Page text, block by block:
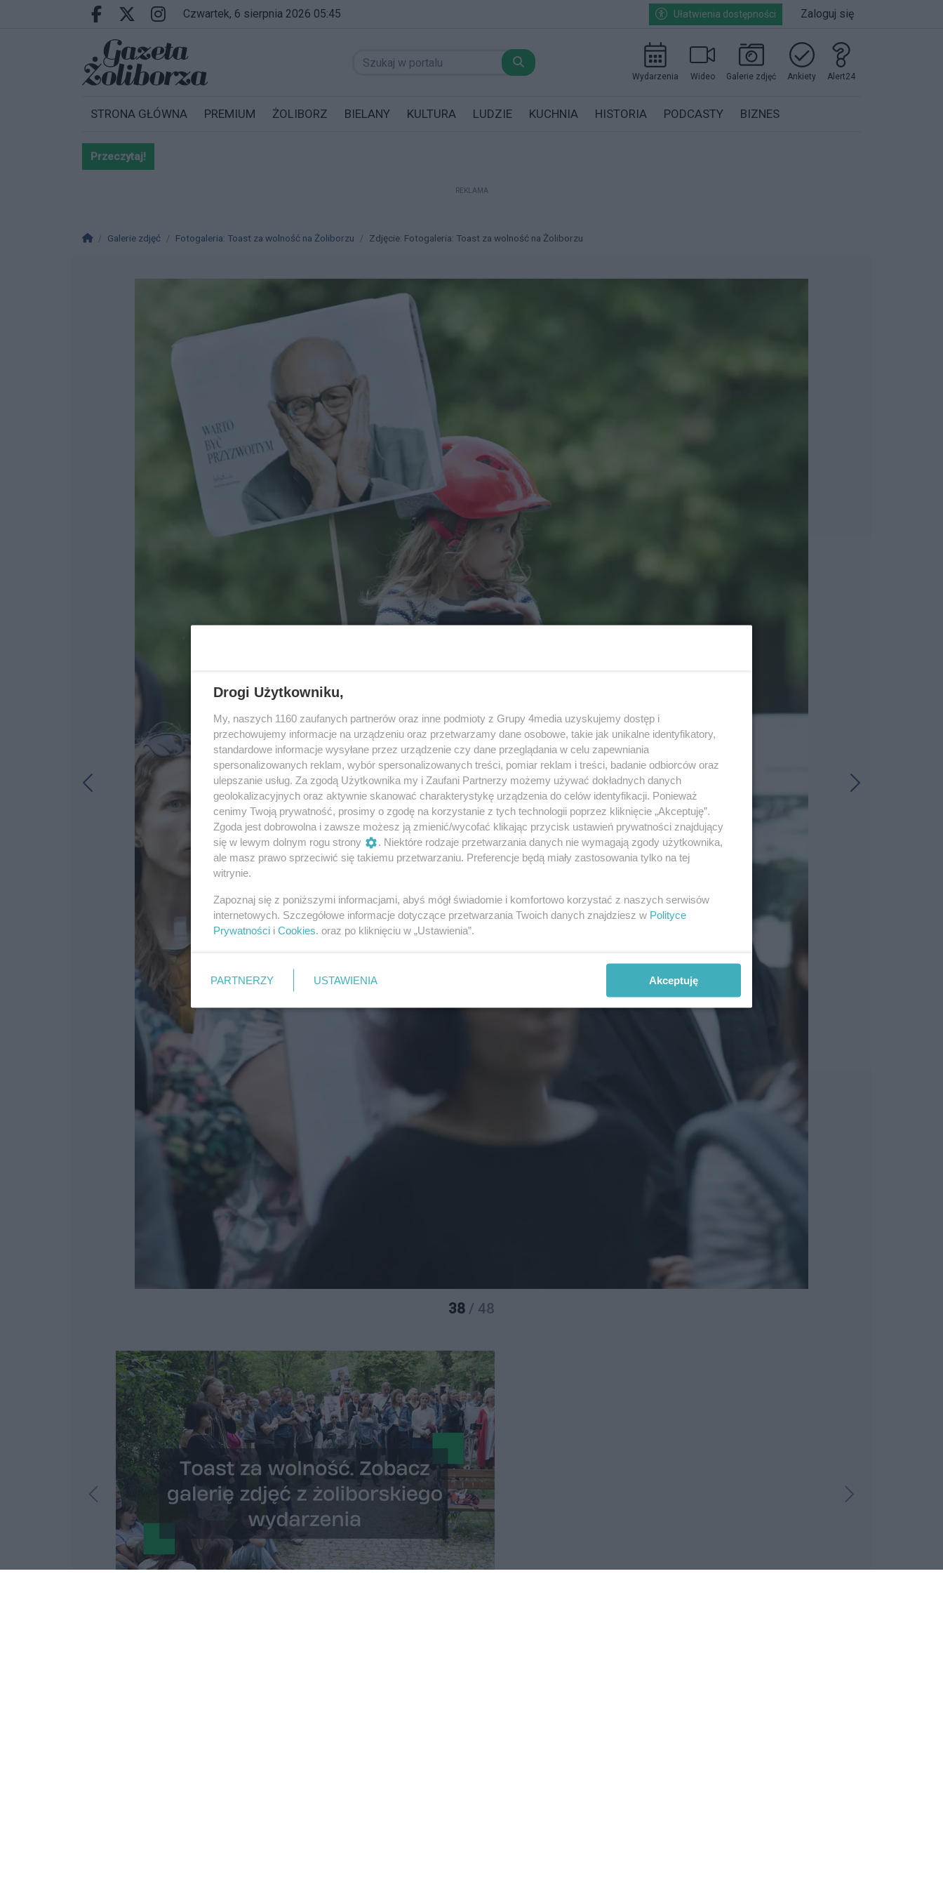
Przejdź do głównych treści
Przejdź do wyszukiwarki
Przejdź do głównego menu
Facebook.com
X.comInstagram.com
czwartek, 6 sierpnia 2026 05:45 Ułatwienia dostępności Zaloguj się
Wydarzenia Wideo Galerie zdjęć Ankiety Alert24
STRONA GŁÓWNA PREMIUM ŻOLIBORZ BIELANY KULTURA LUDZIE KUCHNIA HISTORIA PODCASTY BIZNES
Przeczytaj!
REKLAMA
Strona główna
Galerie zdjęć Fotogaleria: Toast za wolność na Żoliborzu Zdjęcie: Fotogaleria: Toast za wolność na Żoliborzu
38 / 48
Drogi Użytkowniku,
My, naszych 1160 zaufanych partnerów oraz inne podmioty z Grupy 4media uzyskujemy dostęp i
przechowujemy informacje na urządzeniu oraz przetwarzamy dane osobowe, takie jak unikalne identyfikatory,
standardowe informacje wysyłane przez urządzenie czy dane przeglądania w celu zapewniania
spersonalizowanych reklam, wybór spersonalizowanych treści, pomiar reklam i treści, badanie odbiorców oraz
ulepszanie usług. Za zgodą Użytkownika my i Zaufani Partnerzy możemy używać dokładnych danych
geolokalizacyjnych oraz aktywnie skanować charakterystykę urządzenia do celów identyfikacji. Ponieważ
cenimy Twoją prywatność, prosimy o zgodę na korzystanie z tych technologii poprzez kliknięcie „Akceptuję”.
Zgoda jest dobrowolna i zawsze możesz ją zmienić/wycofać klikając przycisk ustawień prywatności znajdujący
się w lewym dolnym rogu strony
. Niektóre rodzaje przetwarzania danych nie wymagają zgody użytkownika,
ale masz prawo sprzeciwić się takiemu przetwarzaniu. Preferencje będą miały zastosowania tylko na tej
witrynie.
Zapoznaj się z poniższymi informacjami, abyś mógł świadomie i komfortowo korzystać z naszych serwisów
internetowych. Szczegółowe informacje dotyczące przetwarzania Twoich danych znajdziesz w Polityce
Prywatności i Cookies. oraz po kliknięciu w „Ustawienia”.
PARTNERZY USTAWIENIA Akceptuję